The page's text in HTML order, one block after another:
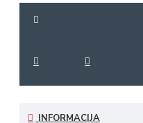
INFORMACIJA